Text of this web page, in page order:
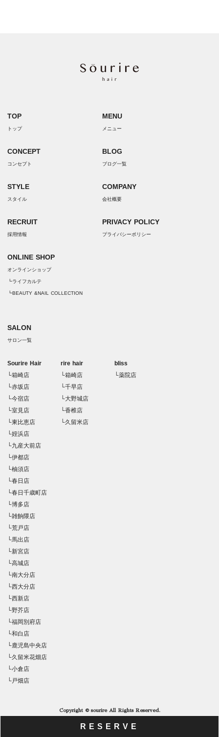
TOP
トップ
CONCEPT
コンセプト
STYLE
スタイル
RECRUIT
採用情報
ONLINE SHOP
オンラインショップ
┗ライフカルテ
┗BEAUTY &NAIL COLLECTION
MENU
メニュー
BLOG
ブログ一覧
COMPANY
会社概要
PRIVACY POLICY
プライバシーポリシー
SALON
サロン一覧
Sourire Hair
└箱崎店
└赤坂店
└今宿店
└室見店
└東比恵店
└姪浜店
└九産大前店
└伊都店
└柚須店
└春日店
└春日千歳町店
└博多店
└雑餉隈店
└荒戸店
└馬出店
└新宮店
└高城店
└南大分店
└西大分店
└西新店
└野芥店
└福岡別府店
└和白店
└鹿児島中央店
└久留米花畑店
└小倉店
└戸畑店
rire hair
└箱崎店
└千早店
└大野城店
└香椎店
└久留米店
bliss
└薬院店
Copyright © sourire All Rights Reserved.
RESERVE